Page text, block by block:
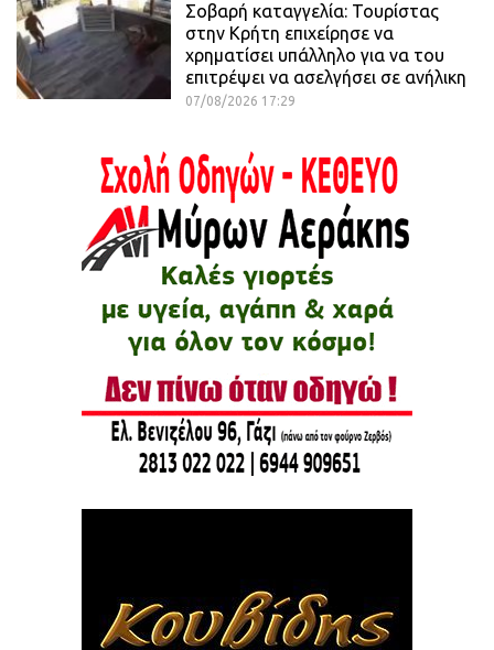
Σοβαρή καταγγελία: Τουρίστας
στην Κρήτη επιχείρησε να
χρηματίσει υπάλληλο για να του
επιτρέψει να ασελγήσει σε ανήλικη
07/08/2026 17:29